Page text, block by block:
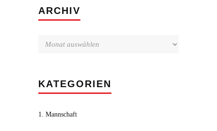
ARCHIV
KATEGORIEN
1. Mannschaft